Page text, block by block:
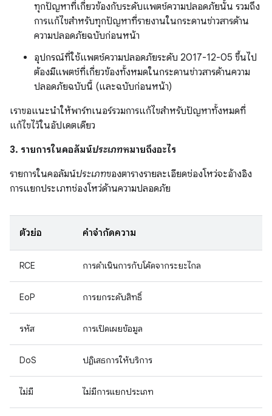
ทุกปัญหาที่เกี่ยวข้องกับระดับแพตช์ความปลอดภัยนั้น รวมถึง
การแก้ไขสำหรับทุกปัญหาที่รายงานในกระดานข่าวสารด้าน
ความปลอดภัยฉบับก่อนหน้า
อุปกรณ์ที่ใช้แพตช์ความปลอดภัยระดับ 2017-12-05 ขึ้นไป
ต้องมีแพตช์ที่เกี่ยวข้องทั้งหมดในกระดานข่าวสารด้านความ
ปลอดภัยฉบับนี้ (และฉบับก่อนหน้า)
เราขอแนะนำให้พาร์ทเนอร์รวมการแก้ไขสำหรับปัญหาทั้งหมดที่
แก้ไขไว้ในอัปเดตเดียว
3. รายการในคอลัมน์ประเภทหมายถึงอะไร
รายการในคอลัมน์ประเภทของตารางรายละเอียดช่องโหว่จะอ้างอิง
การแยกประเภทช่องโหว่ด้านความปลอดภัย
ตัวย่อ คำจำกัดความ
RCE การดำเนินการกับโค้ดจากระยะไกล
EoP การยกระดับสิทธิ์
รหัส การเปิดเผยข้อมูล
DoS ปฏิเสธการให้บริการ
ไม่มี ไม่มีการแยกประเภท